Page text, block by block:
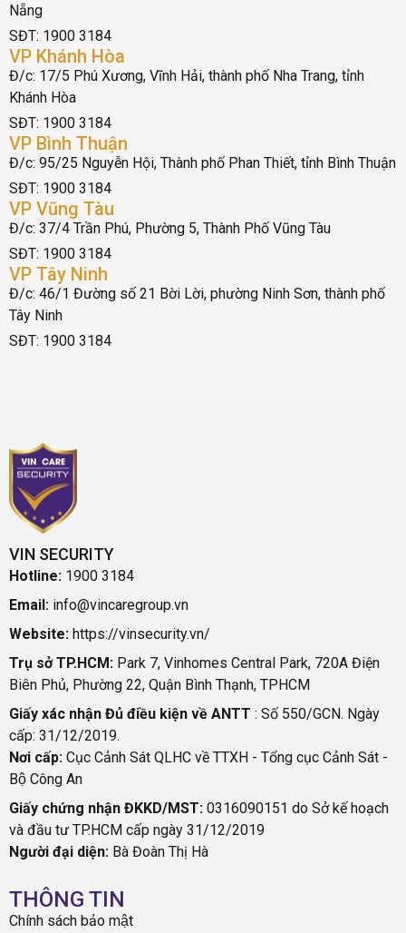
Nẵng
SĐT: 1900 3184
VP Khánh Hòa
Đ/c: 17/5 Phú Xương, Vĩnh Hải, thành phố Nha Trang, tỉnh
Khánh Hòa
SĐT: 1900 3184
VP Bình Thuận
Đ/c: 95/25 Nguyễn Hội, Thành phố Phan Thiết, tỉnh Bình Thuận
SĐT: 1900 3184
VP Vũng Tàu
Đ/c: 37/4 Trần Phú, Phường 5, Thành Phố Vũng Tàu
SĐT: 1900 3184
VP Tây Ninh
Đ/c: 46/1 Đường số 21 Bời Lời, phường Ninh Sơn, thành phố
Tây Ninh
SĐT: 1900 3184
VIN SECURITY
Hotline: 1900 3184
Email: info@vincaregroup.vn
Website: https://vinsecurity.vn/
Trụ sở TP.HCM: Park 7, Vinhomes Central Park, 720A Điện
Biên Phủ, Phường 22, Quận Bình Thạnh, TPHCM
Giấy xác nhận Đủ điều kiện về ANTT : Số 550/GCN. Ngày
cấp: 31/12/2019.
Nơi cấp: Cục Cảnh Sát QLHC về TTXH - Tổng cục Cảnh Sát -
Bộ Công An
Giấy chứng nhận ĐKKD/MST: 0316090151 do Sở kế hoạch
và đầu tư TP.HCM cấp ngày 31/12/2019
Người đại diện: Bà Đoàn Thị Hà
THÔNG TIN
Chính sách bảo mật